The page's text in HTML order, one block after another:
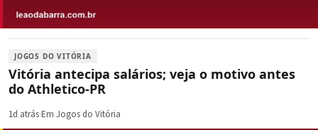
JOGOS DO VITÓRIA
Vitória antecipa salários; veja o motivo antes
do Athletico-PR
1d atrás·Em Jogos do Vitória